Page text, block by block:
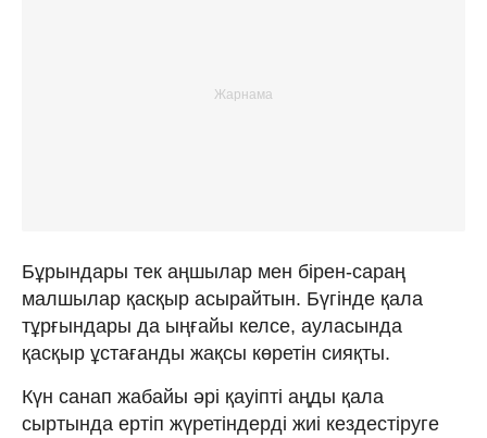
Бұрындары тек аңшылар мен бірен-сараң
малшылар қасқыр асырайтын. Бүгінде қала
тұрғындары да ыңғайы келсе, ауласында
қасқыр ұстағанды жақсы көретін сияқты.
Күн санап жабайы әрі қауіпті аңды қала
сыртында ертіп жүретіндерді жиі кездестіруге